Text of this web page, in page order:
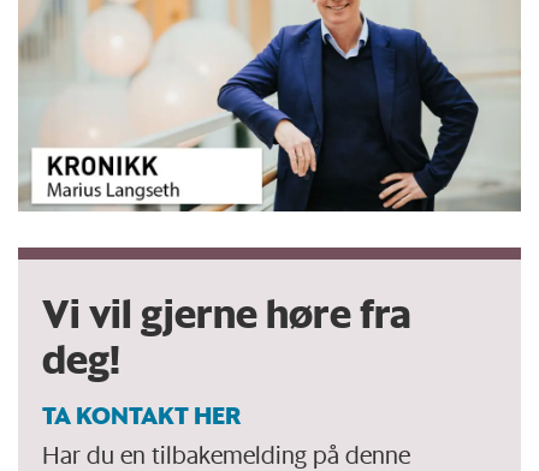
Vi vil gjerne høre fra
deg!
TA KONTAKT HER
Har du en tilbakemelding på denne